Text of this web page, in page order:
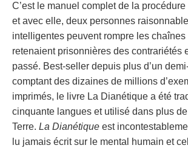
C’est le manuel complet de la
et avec elle, deux personnes
intelligentes peuvent rompre les
retenaient prisonnières des contrariétés
passé. Best-seller depuis plus d’un
comptant des dizaines de millions
imprimés, le livre La Dianétique a été
cinquante langues et utilisé dans plus
Terre. La Dianétique est
lu jamais écrit sur le mental humain et